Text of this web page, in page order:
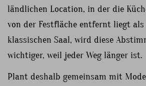
ländlichen Location, in der die
von der Festfläche entfernt liegt
klassischen Saal, wird diese
wichtiger, weil jeder Weg länger ist.
Plant deshalb gemeinsam mit